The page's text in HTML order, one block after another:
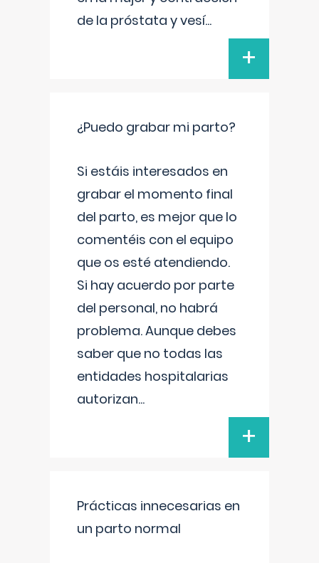
de la próstata y vesí...
+
¿Puedo grabar mi parto?
Si estáis interesados en
grabar el momento final
del parto, es mejor que lo
comentéis con el equipo
que os esté atendiendo.
Si hay acuerdo por parte
del personal, no habrá
problema. Aunque debes
saber que no todas las
entidades hospitalarias
autorizan...
+
Prácticas innecesarias en
un parto normal